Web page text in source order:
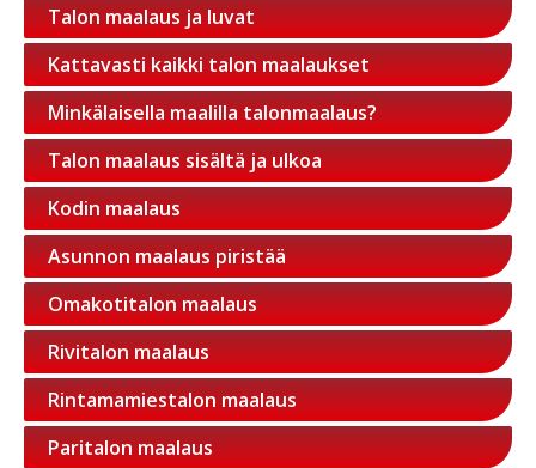
Talon maalaus ja luvat
Kattavasti kaikki talon maalaukset
Minkälaisella maalilla talonmaalaus?
Talon maalaus sisältä ja ulkoa
Kodin maalaus
Asunnon maalaus piristää
Omakotitalon maalaus
Rivitalon maalaus
Rintamamiestalon maalaus
Paritalon maalaus